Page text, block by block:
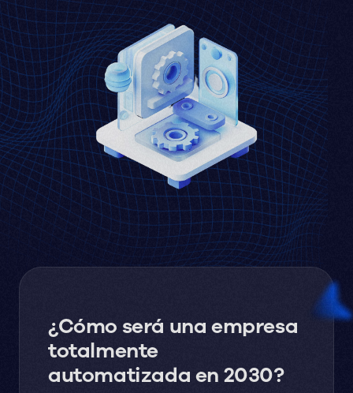
¿Cómo será una empresa
totalmente
automatizada en 2030?